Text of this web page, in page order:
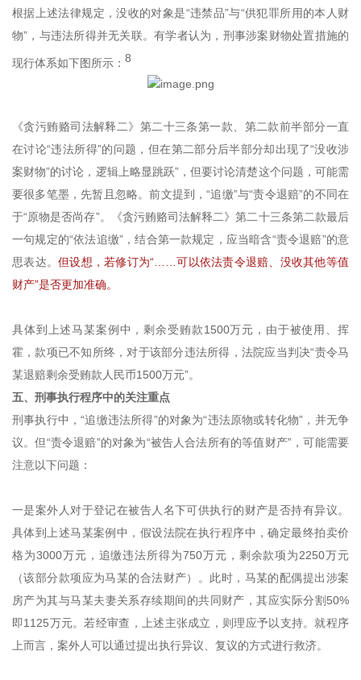
根据上述法律规定，没收的对象是“违禁品”与“供犯罪所用的本人财
物”，与违法所得并无关联。有学者认为，刑事涉案财物处置措施的
现行体系如下图所示： 8
《贪污贿赂司法解释二》第二十三条第一款、第二款前半部分一直
在讨论“违法所得”的问题，但在第二部分后半部分却出现了“没收涉
案财物”的讨论，逻辑上略显跳跃”，但要讨论清楚这个问题，可能需
要很多笔墨，先暂且忽略。前文提到，“追缴”与“责令退赔”的不同在
于“原物是否尚存”。《贪污贿赂司法解释二》第二十三条第二款最后
一句规定的“依法追缴”，结合第一款规定，应当暗含“责令退赔”的意
思表达。但设想，若修订为“……可以依法责令退赔、没收其他等值
财产”是否更加准确。
具体到上述马某案例中，剩余受贿款1500万元，由于被使用、挥
霍，款项已不知所终，对于该部分违法所得，法院应当判决“责令马
某退赔剩余受贿款人民币1500万元”。
五、刑事执行程序中的关注重点
刑事执行中，“追缴违法所得”的对象为“违法原物或转化物”，并无争
议。但“责令退赔”的对象为“被告人合法所有的等值财产”，可能需要
注意以下问题：
一是案外人对于登记在被告人名下可供执行的财产是否持有异议。
具体到上述马某案例中，假设法院在执行程序中，确定最终拍卖价
格为3000万元，追缴违法所得为750万元，剩余款项为2250万元
（该部分款项应为马某的合法财产）。此时，马某的配偶提出涉案
房产为其与马某夫妻关系存续期间的共同财产，其应实际分割50%
即1125万元。若经审查，上述主张成立，则理应予以支持。就程序
上而言，案外人可以通过提出执行异议、复议的方式进行救济。